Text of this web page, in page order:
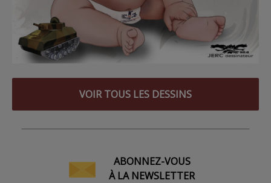
VOIR TOUS LES DESSINS
ABONNEZ-VOUS
À LA NEWSLETTER